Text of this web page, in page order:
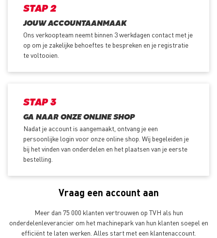
STAP 2
JOUW ACCOUNTAANMAAK
Ons verkoopteam neemt binnen 3 werkdagen contact met je
op om je zakelijke behoeftes te bespreken en je registratie
te voltooien.
STAP 3
GA NAAR ONZE ONLINE SHOP
Nadat je account is aangemaakt, ontvang je een
persoonlijke login voor onze online shop. Wij begeleiden je
bij het vinden van onderdelen en het plaatsen van je eerste
bestelling.
Vraag een account aan
Meer dan 75 000 klanten vertrouwen op TVH als hun
onderdelenleverancier om het machinepark van hun klanten soepel en
efficiënt te laten werken. Alles start met een klantenaccount.